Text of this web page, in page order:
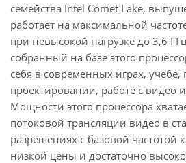
семейства Intel Comet Lake,
работает на максимальной
при невысокой нагрузке до 3,6
собранный на базе этого
себя в современных играх,
проектировании, работе с видео
Мощности этого процессора
потоковой трансляции видео в
разрешениях с базовой частотой
низкой цены и достаточно